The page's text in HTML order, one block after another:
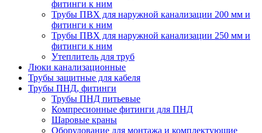
фитинги к ним
Трубы ПВХ для наружной канализации 200 мм и
фитинги к ним
Трубы ПВХ для наружной канализации 250 мм и
фитинги к ним
Утеплитель для труб
Люки канализационные
Трубы защитные для кабеля
Трубы ПНД, фитинги
Трубы ПНД питьевые
Компресионные фитинги для ПНД
Шаровые краны
Оборудование для монтажа и комплектующие